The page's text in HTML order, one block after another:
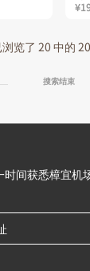
览了 20 中的 20
搜索结束
时间获悉樟宜机